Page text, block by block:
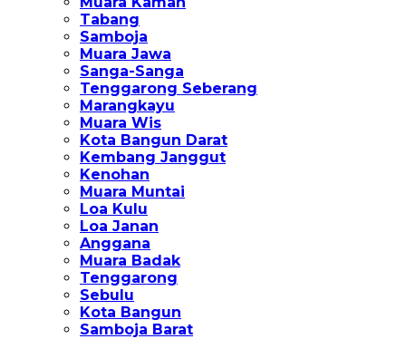
Tabang
Samboja
Muara Jawa
Sanga-Sanga
Tenggarong Seberang
Marangkayu
Muara Wis
Kota Bangun Darat
Kembang Janggut
Kenohan
Muara Muntai
Loa Kulu
Loa Janan
Anggana
Muara Badak
Tenggarong
Sebulu
Kota Bangun
Samboja Barat